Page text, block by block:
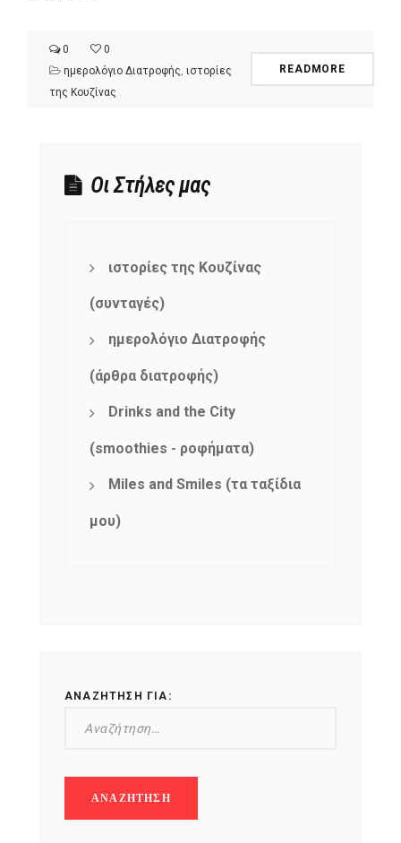
0
0
ημερολόγιο Διατροφής ιστορίες
της Κουζίνας
READMORE
Οι Στήλες μας
ιστορίες της Κουζίνας
(συνταγές)
ημερολόγιο Διατροφής
(άρθρα διατροφής)
Drinks and the City
(smoothies - ροφήματα)
Miles and Smiles (τα ταξίδια
μου)
ΑΝΑΖΉΤΗΣΗ ΓΙΑ: